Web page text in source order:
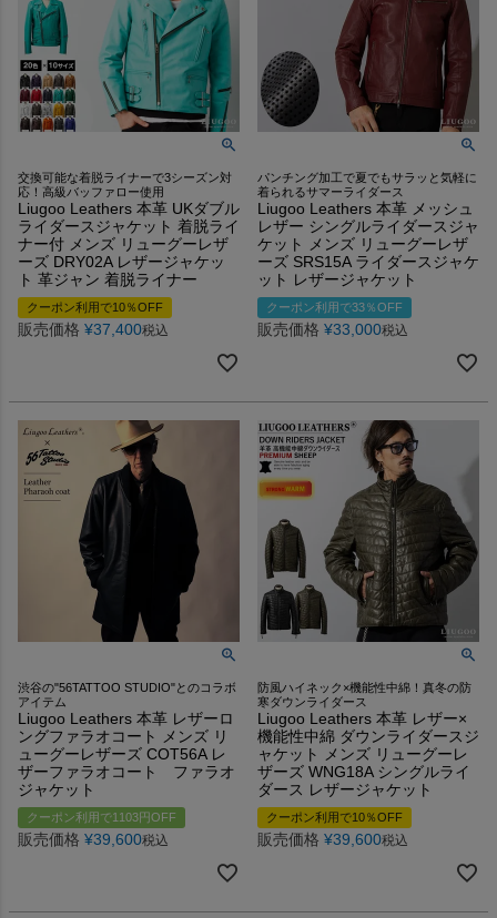
交換可能な着脱ライナーで3シーズン対
応！高級バッファロー使用
Liugoo Leathers 本革 UKダブル
ライダースジャケット 着脱ライ
ナー付 メンズ リューグーレザ
ーズ DRY02A レザージャケッ
ト 革ジャン 着脱ライナー
クーポン利用で10％OFF
販売価格 ¥37,400税込
パンチング加工で夏でもサラッと気軽に
着られるサマーライダース
Liugoo Leathers 本革 メッシュ
レザー シングルライダースジャ
ケット メンズ リューグーレザ
ーズ SRS15A ライダースジャケ
ット レザージャケット
クーポン利用で33％OFF
販売価格 ¥33,000税込
渋谷の"56TATTOO STUDIO"とのコラボ
アイテム
Liugoo Leathers 本革 レザーロ
ングファラオコート メンズ リ
ューグーレザーズ COT56A レ
ザーファラオコート ファラオ
ジャケット
クーポン利用で1103円OFF
販売価格 ¥39,600税込
防風ハイネック×機能性中綿！真冬の防
寒ダウンライダース
Liugoo Leathers 本革 レザー×
機能性中綿 ダウンライダースジ
ャケット メンズ リューグーレ
ザーズ WNG18A シングルライ
ダース レザージャケット
クーポン利用で10％OFF
販売価格 ¥39,600税込